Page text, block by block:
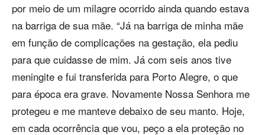
por meio de um milagre ocorrido ainda quando estava
na barriga de sua mãe. “Já na barriga de minha mãe
em função de complicações na gestação, ela pediu
para que cuidasse de mim. Já com seis anos tive
meningite e fui transferida para Porto Alegre, o que
para época era grave. Novamente Nossa Senhora me
protegeu e me manteve debaixo de seu manto. Hoje,
em cada ocorrência que vou, peço a ela proteção no